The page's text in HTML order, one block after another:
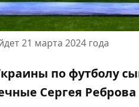
21 марта 2024 года
по футболу
Сергея